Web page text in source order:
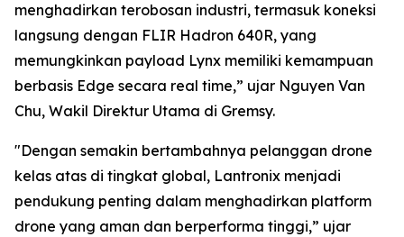
menghadirkan terobosan industri, termasuk koneksi
langsung dengan FLIR Hadron 640R, yang
memungkinkan payload Lynx memiliki kemampuan
berbasis Edge secara real time,” ujar Nguyen Van
Chu, Wakil Direktur Utama di Gremsy.
"Dengan semakin bertambahnya pelanggan drone
kelas atas di tingkat global, Lantronix menjadi
pendukung penting dalam menghadirkan platform
drone yang aman dan berperforma tinggi,” ujar